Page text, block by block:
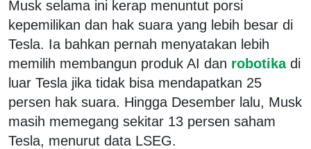
Musk selama ini kerap menuntut porsi
kepemilikan dan hak suara yang lebih besar di
Tesla. Ia bahkan pernah menyatakan lebih
memilih membangun produk AI dan robotika di
luar Tesla jika tidak bisa mendapatkan 25
persen hak suara. Hingga Desember lalu, Musk
masih memegang sekitar 13 persen saham
Tesla, menurut data LSEG.